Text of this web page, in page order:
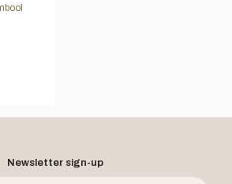
Newsletter sign-up